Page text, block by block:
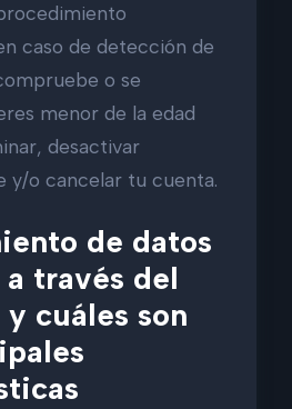
caso de detección de
o se
menor de la edad
desactivar
y/o cancelar tu cuenta.
de datos
través del
cuáles son